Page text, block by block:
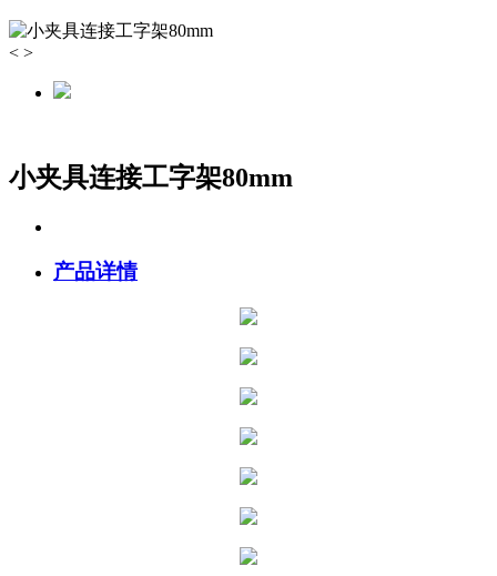
< >
小夹具连接工字架80mm
产品详情